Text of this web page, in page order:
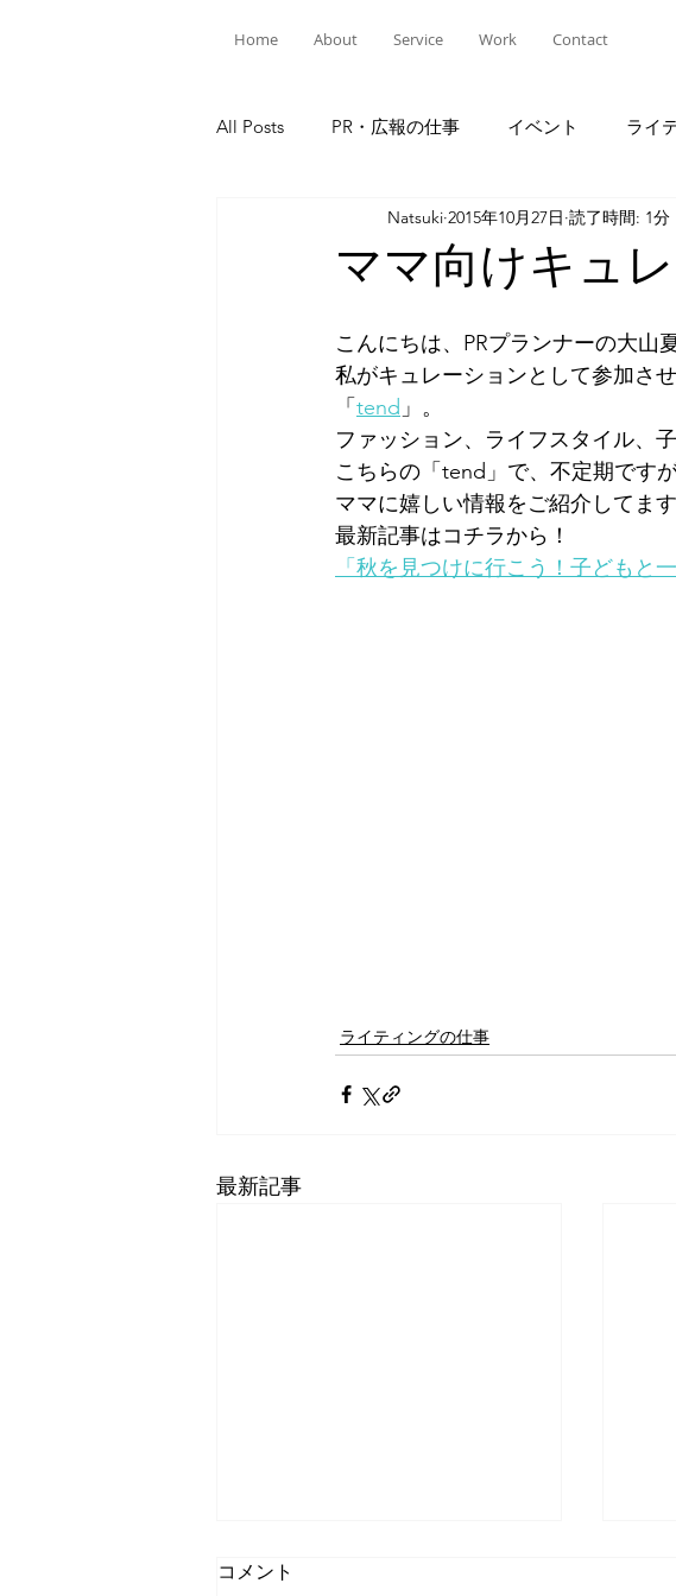
Home About Service Work Contact
All Posts PR・広報の仕事 イベント ライ
ママ向けキュ
Natsuki 2015年10月27日 読了時間: 1分
こんにちは、PRプランナーの大山
私がキュレーションとして参加さ
「 tend 」。
ファッション、ライフスタイル、
こちらの「tend」で、不定期です
ママに嬉しい情報をご紹介してま
最新記事はコチラから！
「秋を見つけに行こう！子どもと
ライティングの仕事
最新記事
コメント